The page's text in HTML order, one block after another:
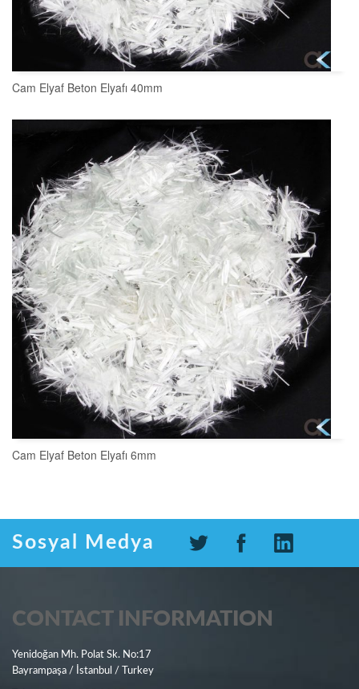
SEPETE EKLE
Cam Elyaf Beton Elyafı 40mm
SEPETE EKLE
Cam Elyaf Beton Elyafı 6mm
Sosyal Medya
CONTACT INFORMATION
Yenidoğan Mh. Polat Sk. No:17
Bayrampaşa / İstanbul / Turkey